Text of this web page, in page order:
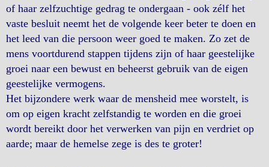
of haar zelfzuchtige gedrag te ondergaan - ook zélf het
vaste besluit neemt het de volgende keer beter te doen en
het leed van die persoon weer goed te maken. Zo zet de
mens voortdurend stappen tijdens zijn of haar geestelijke
groei naar een bewust en beheerst gebruik van de eigen
geestelijke vermogens.
Het bijzondere werk waar de mensheid mee worstelt, is
om op eigen kracht zelfstandig te worden en die groei
wordt bereikt door het verwerken van pijn en verdriet op
aarde; maar de hemelse zege is des te groter!